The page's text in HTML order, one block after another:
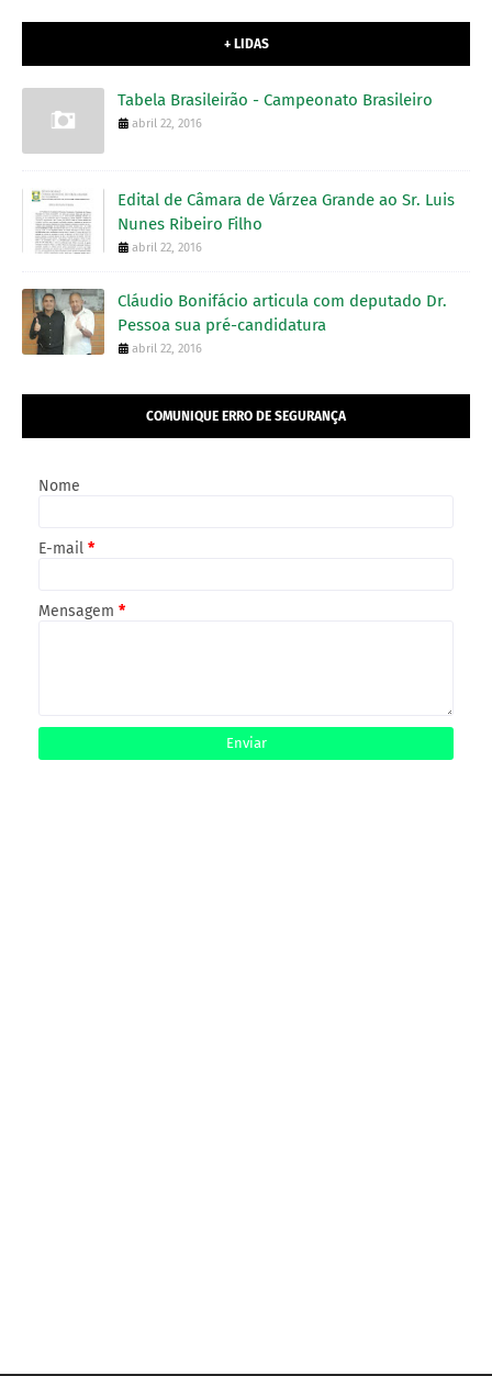
+ LIDAS
Tabela Brasileirão - Campeonato Brasileiro
abril 22, 2016
Edital de Câmara de Várzea Grande ao Sr. Luis
Nunes Ribeiro Filho
abril 22, 2016
Cláudio Bonifácio articula com deputado Dr.
Pessoa sua pré-candidatura
abril 22, 2016
COMUNIQUE ERRO DE SEGURANÇA
Nome
E-mail *
Mensagem *